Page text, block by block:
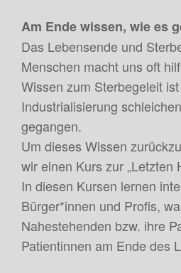
Am Ende wissen, wie es
Das Lebensende und
Menschen macht uns oft
Wissen zum Sterbegeleit
Industrialisierung
gegangen.
Um dieses Wissen
wir einen Kurs zur „Letzten
In diesen Kursen lernen
Bürger*innen und Profis,
Nahestehenden bzw. ihre
Patientinnen am Ende des